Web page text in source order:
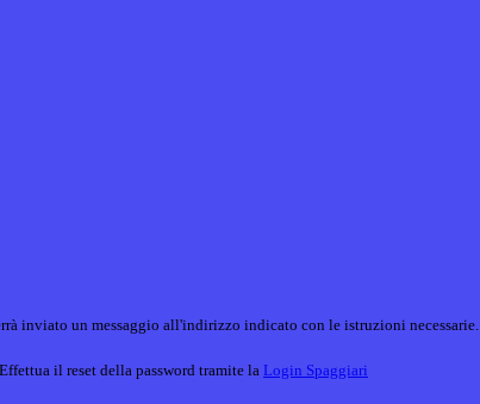
inviato un messaggio all'indirizzo indicato con le istruzioni necessarie.
il reset della password tramite la Login Spaggiari